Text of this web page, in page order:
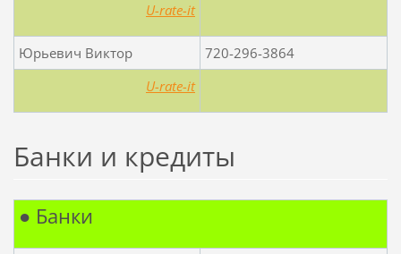
U-rate-it
Юрьевич Виктор
720-296-3864
U-rate-it
Банки и кредиты
● Банки